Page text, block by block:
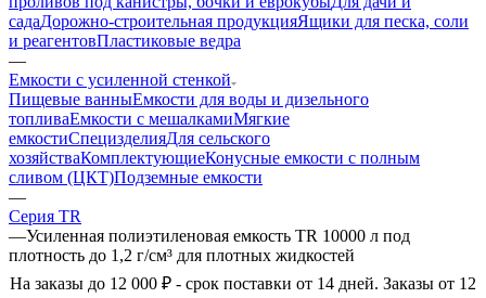
садаДорожно-строительная продукцияЯщики для песка, соли
и реагентовПластиковые ведра
—
Емкости с усиленной стенкой
Пищевые ванныЕмкости для воды и дизельного
топливаЕмкости с мешалкамиМягкие
емкостиСпецизделияДля сельского
хозяйстваКомплектующиеКонусные емкости с полным
сливом (ЦКТ)Подземные емкости
—
Серия TR
—Усиленная полиэтиленовая емкость TR 10000 л под
плотность до 1,2 г/см³ для плотных жидкостей
На заказы до 12 000 ₽ - срок поставки от 14 дней. Заказы от 12